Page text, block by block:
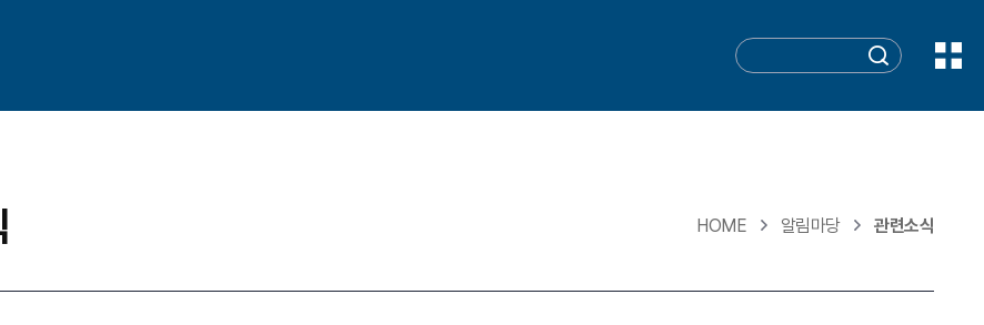
HOME 알림마당 관련소식